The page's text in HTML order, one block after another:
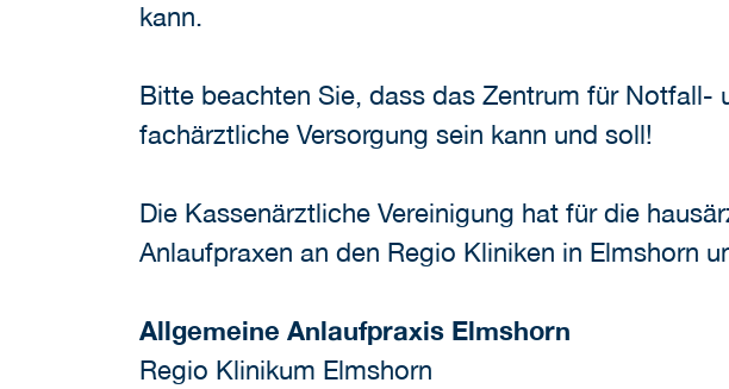
kann.
Bitte beachten Sie, dass das Zentrum für
fachärztliche Versorgung sein kann und soll!
Die Kassenärztliche Vereinigung hat für die
Anlaufpraxen an den Regio Kliniken in Elmshorn
Allgemeine Anlaufpraxis Elmshorn
Regio Klinikum Elmshorn